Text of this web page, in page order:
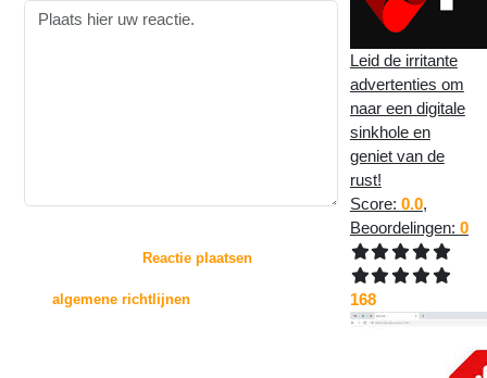
Door op de knop "Reactie plaatsen
algemene richtlijnenvoor het plaatsen van
Leid de irritante
advertenties om
naar een digitale
sinkhole en
geniet van de
rust!
Score: 0.0,
Beoordelingen: 0
168